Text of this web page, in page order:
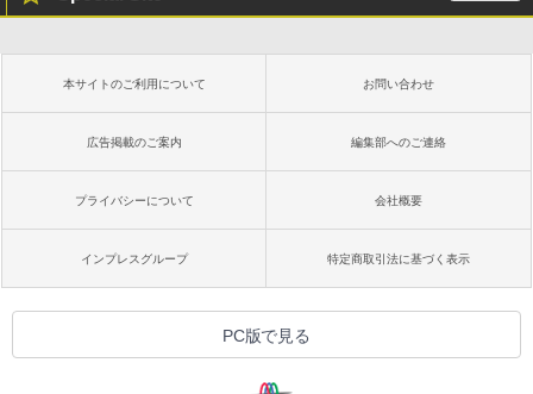
本サイトのご利用について お問い合わせ
広告掲載のご案内 編集部へのご連絡
プライバシーについて 会社概要
インプレスグループ 特定商取引法に基づく表示
PC版で見る